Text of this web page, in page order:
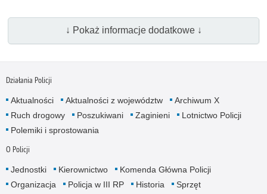
↓ Pokaż informacje dodatkowe ↓
Działania Policji
Aktualności Aktualności z województw
Archiwum X
Ruch drogowy
Poszukiwani Zaginieni
Lotnictwo Policji
Polemiki i sprostowania
O Policji
Jednostki Kierownictwo
Komenda Główna Policji
Organizacja
Policja w III RP Historia
Sprzęt